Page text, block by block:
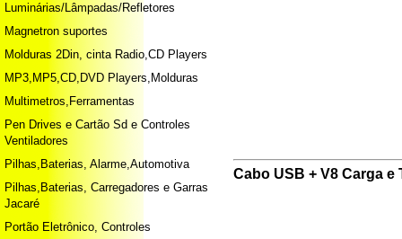
Luminárias/Lâmpadas/Refletores
Magnetron suportes
Molduras 2Din, cinta Radio,CD Players
MP3,MP5,CD,DVD Players,Molduras
Multimetros,Ferramentas
Pen Drives e Cartão Sd e Controles
Ventiladores
Pilhas,Baterias, Alarme,Automotiva
Pilhas,Baterias, Carregadores e Garras
Jacaré
Portão Eletrônico, Controles
Cabo USB + V8 Carga